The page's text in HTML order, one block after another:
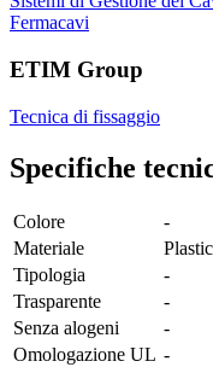
Fermacavi
ETIM Group
Tecnica di fissaggio
Specifiche
Colore
-
Materiale
Tipologia
-
Trasparente
-
Senza alogeni
-
Omologazione UL -